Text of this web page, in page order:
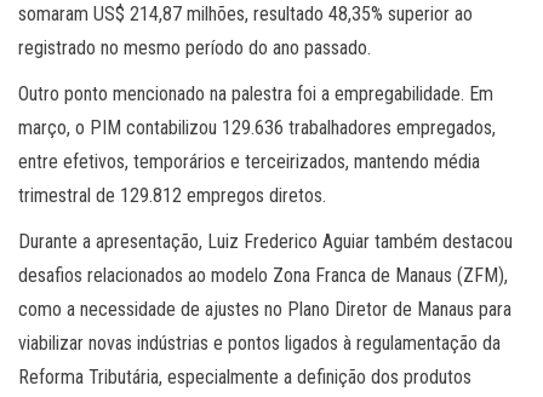
somaram US$ 214,87 milhões, resultado 48,35% superior ao
registrado no mesmo período do ano passado.
Outro ponto mencionado na palestra foi a empregabilidade. Em
março, o PIM contabilizou 129.636 trabalhadores empregados,
entre efetivos, temporários e terceirizados, mantendo média
trimestral de 129.812 empregos diretos.
Durante a apresentação, Luiz Frederico Aguiar também destacou
desafios relacionados ao modelo Zona Franca de Manaus (ZFM),
como a necessidade de ajustes no Plano Diretor de Manaus para
viabilizar novas indústrias e pontos ligados à regulamentação da
Reforma Tributária, especialmente a definição dos produtos